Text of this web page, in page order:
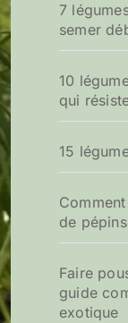
7
semer
10
qui
15
de
Faire
guide
exotique